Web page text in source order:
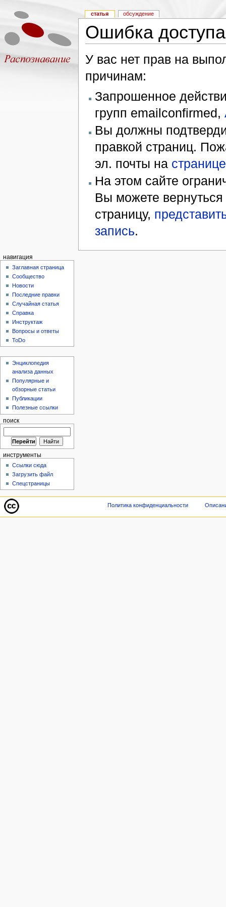
Ошибка доступа
У вас нет прав на
причинам:
Запрошенное
групп emailconfirmed,
Вы должны
правкой страниц.
эл. почты на
На этом сайте
Вы можете
страницу,
запись.
статья обсуждение
навигация
Заглавная страница
Сообщество
Новости
Последние правки
Случайная статья
Справка
Инструктаж
Вопросы и ответы
ToDo
Энциклопедия
анализа данных
Популярные и
обзорные статьи
Публикации
Полезные ссылки
поиск
инструменты
Ссылки сюда
Загрузить файл
Спецстраницы
Политика конфиденциальности